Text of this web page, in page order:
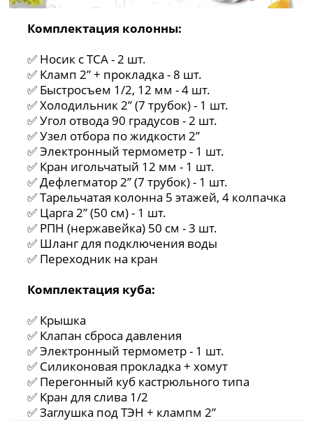
Комплектация колонны:
✅ Носик с ТСА - 2 шт.
✅ Кламп 2” + прокладка - 8 шт.
✅ Быстросъем 1/2, 12 мм - 4 шт.
✅ Холодильник 2” (7 трубок) - 1 шт.
✅ Угол отвода 90 градусов - 2 шт.
✅ Узел отбора по жидкости 2”
✅ Электронный термометр - 1 шт.
✅ Кран игольчатый 12 мм - 1 шт.
✅ Дефлегматор 2” (7 трубок) - 1 шт.
✅ Тарельчатая колонна 5 этажей, 4 колпачка
✅ Царга 2” (50 см) - 1 шт.
✅ РПН (нержавейка) 50 см - 3 шт.
✅ Шланг для подключения воды
✅ Переходник на кран
Комплектация куба:
✅ Крышка
✅ Клапан сброса давления
✅ Электронный термометр - 1 шт.
✅ Силиконовая прокладка + хомут
✅ Перегонный куб кастрюльного типа
✅ Кран для слива 1/2
✅ Заглушка под ТЭН + клампм 2”